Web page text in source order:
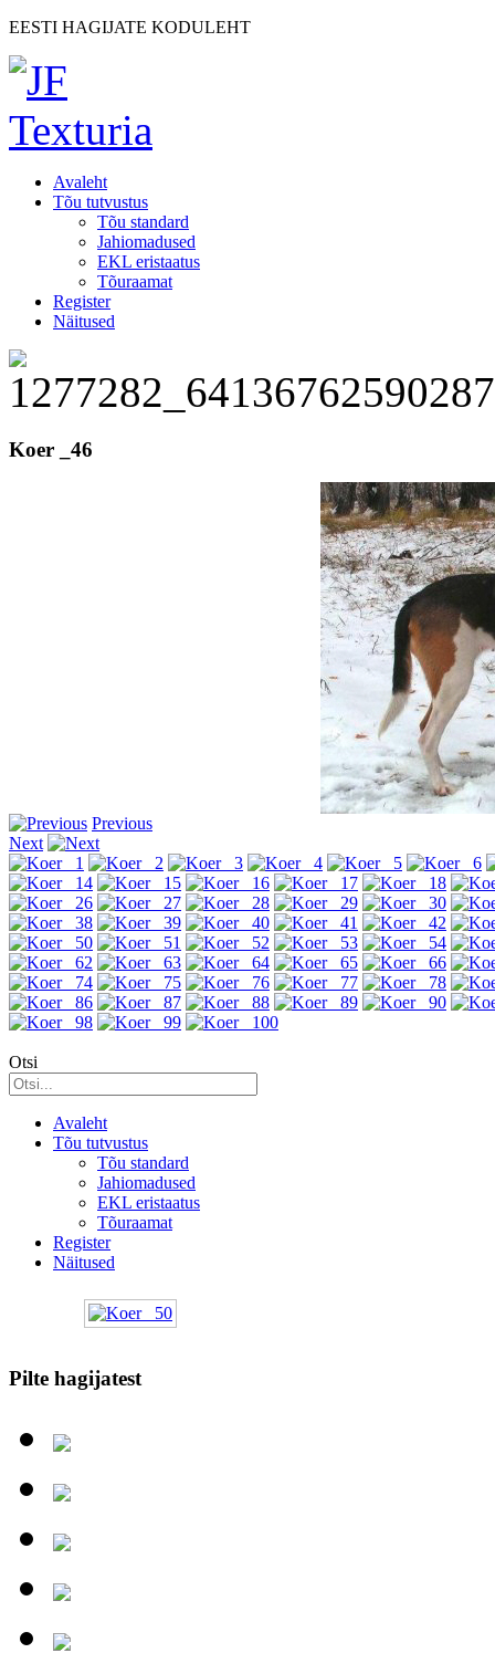
EESTI HAGIJATE KODULEHT
Avaleht
Tõu tutvustus
Tõu standard
Jahiomadused
EKL eristaatus
Tõuraamat
Register
Näitused
Koer _46
Previous
Next
Otsi
Avaleht
Tõu tutvustus
Tõu standard
Jahiomadused
EKL eristaatus
Tõuraamat
Register
Näitused
Pilte hagijatest